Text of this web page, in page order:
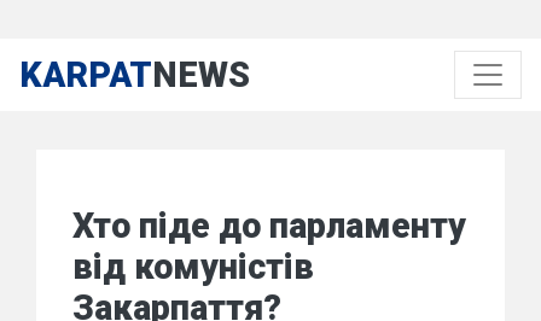
KARPATNEWS
Хто піде до парламенту
від комуністів
Закарпаття?